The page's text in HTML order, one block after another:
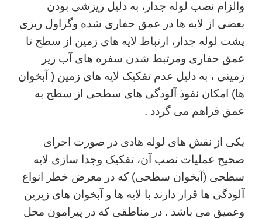
والزام نصب لوله جدار، به دلیل ریزشی بودن
بعضی از لایه ها در عمق حفاری شده وگراول ریزی
پشت لوله جدار، ارتباط لایه های زمین از سطح تا
عمق حفاری ومرتبط شدن سفره های آب زیر
زمینی ، به دلیل عدم تفکیک لایه های زمین ( آبخوان
ها) امکان نفوذ آلودگی های سطحی از سطح به
عمق فراهم می گردد .
یکی از نقش های لوله هادی در صورت اجرای
صحیح عملیات نصب آن، تفکیک وجدا سازی لایه
سطحی (آبخوان سطحی) که در معرض خطر انواع
آلودگی ها قرار دارند با لایه ها و آبخوان های زیرین
وعمیق می باشد . در مناطقی که در پیرامون محل